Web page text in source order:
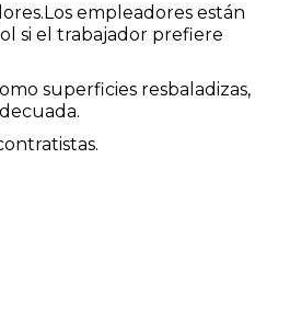
empleadores están
si el trabajador prefiere
superficies resbaladizas,